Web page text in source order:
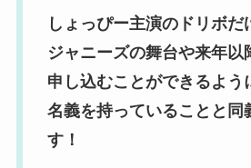
しょっぴー主演のドリボだ
ジャニーズの舞台や来年以
申し込むことができるよう
名義を持っていることと同
す！